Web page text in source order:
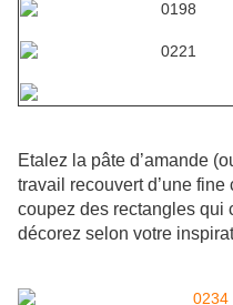
Etalez la pâte d’amande
travail recouvert d’une
coupez des rectangles qui
décorez selon votre